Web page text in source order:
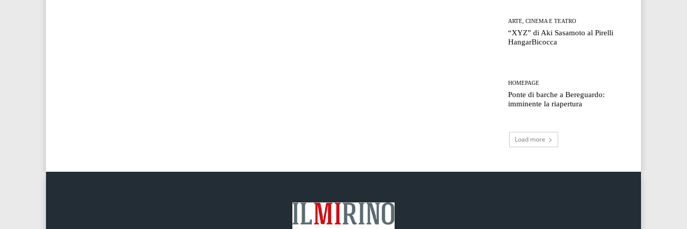
ARTE, CINEMA E TEATRO
“XYZ” di Aki Sasamoto al Pirelli
HangarBicocca
HOMEPAGE
Ponte di barche a Bereguardo:
imminente la riapertura
Load more